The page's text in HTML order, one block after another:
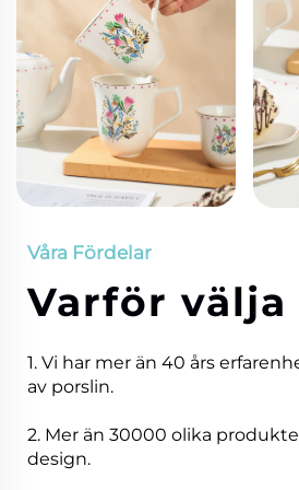
Våra Fördelar
Varför välja
1. Vi har mer än 40 års
av porslin.
2. Mer än 30000 olika
design.